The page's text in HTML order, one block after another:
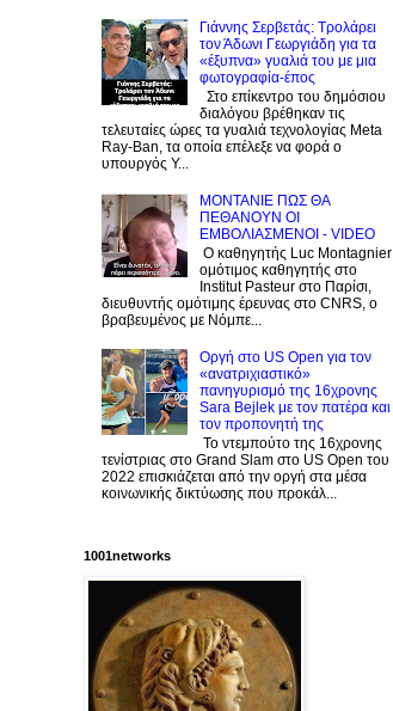
Γιάννης Σερβετάς: Τρολάρει
τον Άδωνι Γεωργιάδη για τα
«έξυπνα» γυαλιά του με μια
φωτογραφία-έπος
Στο επίκεντρο του δημόσιου
διαλόγου βρέθηκαν τις
τελευταίες ώρες τα γυαλιά τεχνολογίας Meta
Ray-Ban, τα οποία επέλεξε να φορά ο
υπουργός Υ...
ΜΟΝΤΑΝΙΕ ΠΩΣ ΘΑ
ΠΕΘΑΝΟΥΝ ΟΙ
ΕΜΒΟΛΙΑΣΜΕΝΟΙ - VIDEO
Ο καθηγητής Luc Montagnier
ομότιμος καθηγητής στο
Institut Pasteur στο Παρίσι,
διευθυντής ομότιμης έρευνας στο CNRS, o
βραβευμένος με Νόμπε...
Οργή στο US Open για τον
«ανατριχιαστικό»
πανηγυρισμό της 16χρονης
Sara Bejlek με τον πατέρα και
τον προπονητή της
Το ντεμπούτο της 16χρονης
τενίστριας στο Grand Slam στο US Open του
2022 επισκιάζεται από την οργή στα μέσα
κοινωνικής δικτύωσης που προκάλ...
1001networks